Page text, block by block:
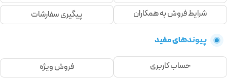
شرایط فروش به همکاران
پیگیری سفارشات
پیوندهای مفید
حساب کاربری
فروش ویژه